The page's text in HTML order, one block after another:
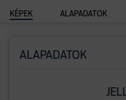
KÉPEK ALAPADATOK
ALAPADATOK